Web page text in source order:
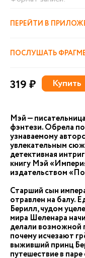
ПЕРЕЙТИ В
ПОСЛУШАТЬ
319 ₽ Купить
Мэй —
фэнтези. Обрела
узнаваемому
увлекательным
детективная
книгу Мэй
издательством
Старший сын
отравлен на балу.
Берилл, чудом
мира Шеленара
делали возможной
почему исчезают
выживший принц
путешествие в